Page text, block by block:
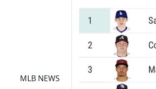
MLB NEWS